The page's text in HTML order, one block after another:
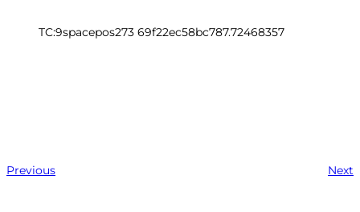
TC:9spacepos273 69f22ec58bc787.72468357
Previous Next